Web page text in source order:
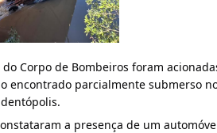
Corpo de Bombeiros foram
encontrado parcialmente submerso no
a presença de um